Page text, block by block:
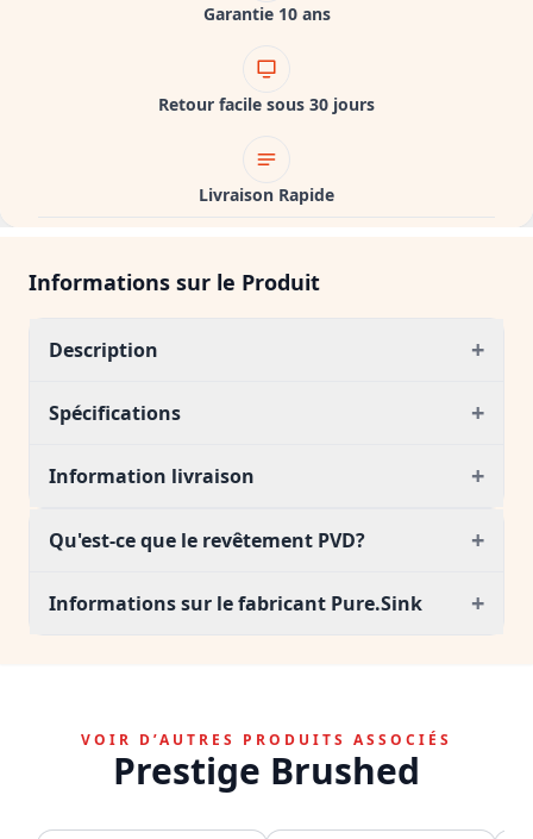
Garantie 10 ans
Retour facile sous 30 jours
Livraison Rapide
Informations sur le Produit
Description +
Spécifications +
Information livraison +
Qu'est-ce que le revêtement PVD? +
Informations sur le fabricant Pure.Sink +
VOIR D’AUTRES PRODUITS ASSOCIÉS
Prestige Brushed